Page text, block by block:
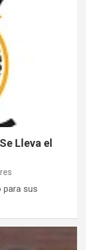
Lleva el
para sus